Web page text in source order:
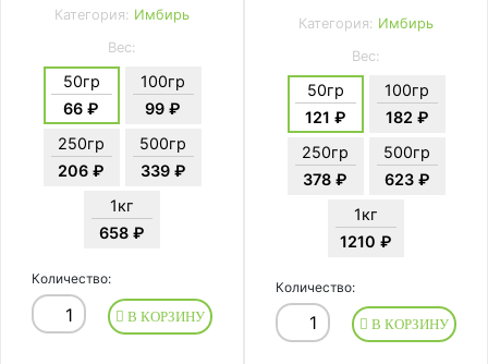
Категория: Имбирь
Вес:
50гр
66 ₽
100гр
99 ₽
250гр
206 ₽
500гр
339 ₽
1кг
658 ₽
Количество:
В КОРЗИНУ
Категория: Имбирь
Вес:
50гр
121 ₽
100гр
182 ₽
250гр
378 ₽
500гр
623 ₽
1кг
1210 ₽
Количество:
В КОРЗИНУ